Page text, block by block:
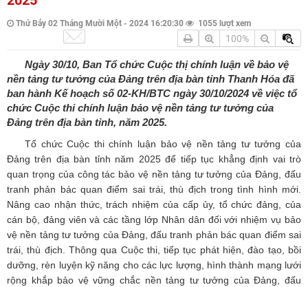
Thứ Bảy 02 Tháng Mười Một - 2024 16:20:30 1055 lượt xem
100%
Ngày 30/10, Ban Tổ chức Cuộc thị chính luận về bảo vệ
nền tảng tư tưởng của Đảng trên địa bàn tỉnh Thanh Hóa đã
ban hành Kế hoạch số 02-KH/BTC ngày 30/10/2024 về việc tổ
chức Cuộc thi chính luận bảo vệ nền tảng tư tưởng của
Đảng trên địa bàn tỉnh, năm 2025.
Tổ chức Cuộc thi chính luận bảo vệ nền tảng tư tưởng của
Đảng trên địa bàn tỉnh năm 2025 để tiếp tục khẳng định vai trò
quan trọng của công tác bảo vệ nền tảng tư tưởng của Đảng, đấu
tranh phản bác quan điểm sai trái, thù địch trong tình hình mới.
Nâng cao nhận thức, trách nhiệm của cấp ủy, tổ chức đảng, của
cán bộ, đảng viên và các tầng lớp Nhân dân đối với nhiệm vụ bảo
vệ nền tảng tư tưởng của Đảng, đấu tranh phản bác quan điểm sai
trái, thù địch. Thông qua Cuộc thi, tiếp tục phát hiện, đào tạo, bồi
dưỡng, rèn luyện kỹ năng cho các lực lượng, hình thành mạng lưới
rộng khắp bảo vệ vững chắc nền tảng tư tưởng của Đảng, đấu